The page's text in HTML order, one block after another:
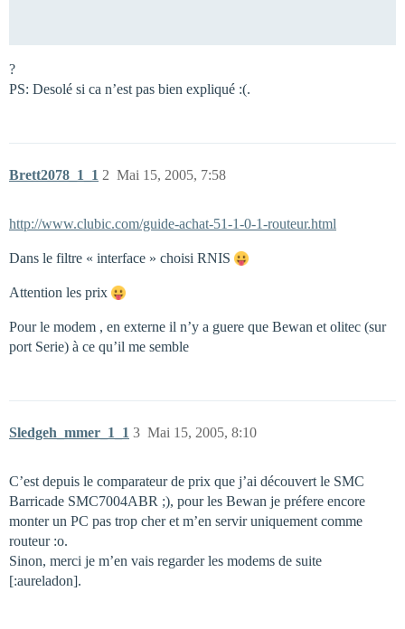
?
PS: Desolé si ca n’est pas bien expliqué :(.
Brett2078_1_1 Mai 15, 2005, 7:58
2
http://www.clubic.com/guide-achat-51-1-0-1-routeur.html
Dans le filtre « interface » choisi RNIS
Attention les prix
Pour le modem , en externe il n’y a guere que Bewan et olitec (sur
port Serie) à ce qu’il me semble
Sledgeh_mmer_1_1 Mai 15, 2005, 8:10
3
C’est depuis le comparateur de prix que j’ai découvert le SMC
Barricade SMC7004ABR ;), pour les Bewan je préfere encore
monter un PC pas trop cher et m’en servir uniquement comme
routeur :o.
Sinon, merci je m’en vais regarder les modems de suite
[:aureladon].